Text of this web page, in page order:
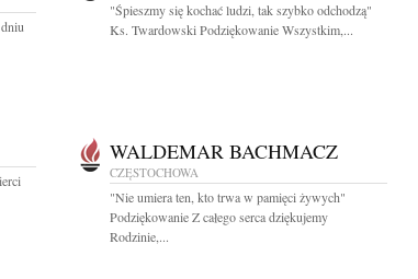
"Śpieszmy się kochać ludzi, tak szybko odchodzą"
Ks. Twardowski Podziękowanie Wszystkim,...
WALDEMAR BACHMACZ
CZĘSTOCHOWA
"Nie umiera ten, kto trwa w pamięci żywych"
Podziękowanie Z całego serca dziękujemy
Rodzinie,...